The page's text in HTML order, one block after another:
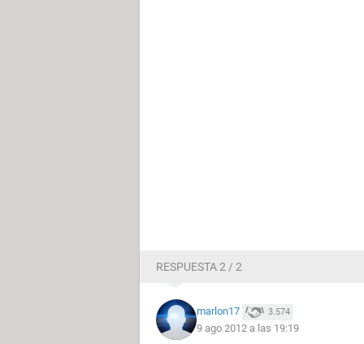
RESPUESTA 2 / 2
marlon17 3.574
9 ago 2012 a las 19:19